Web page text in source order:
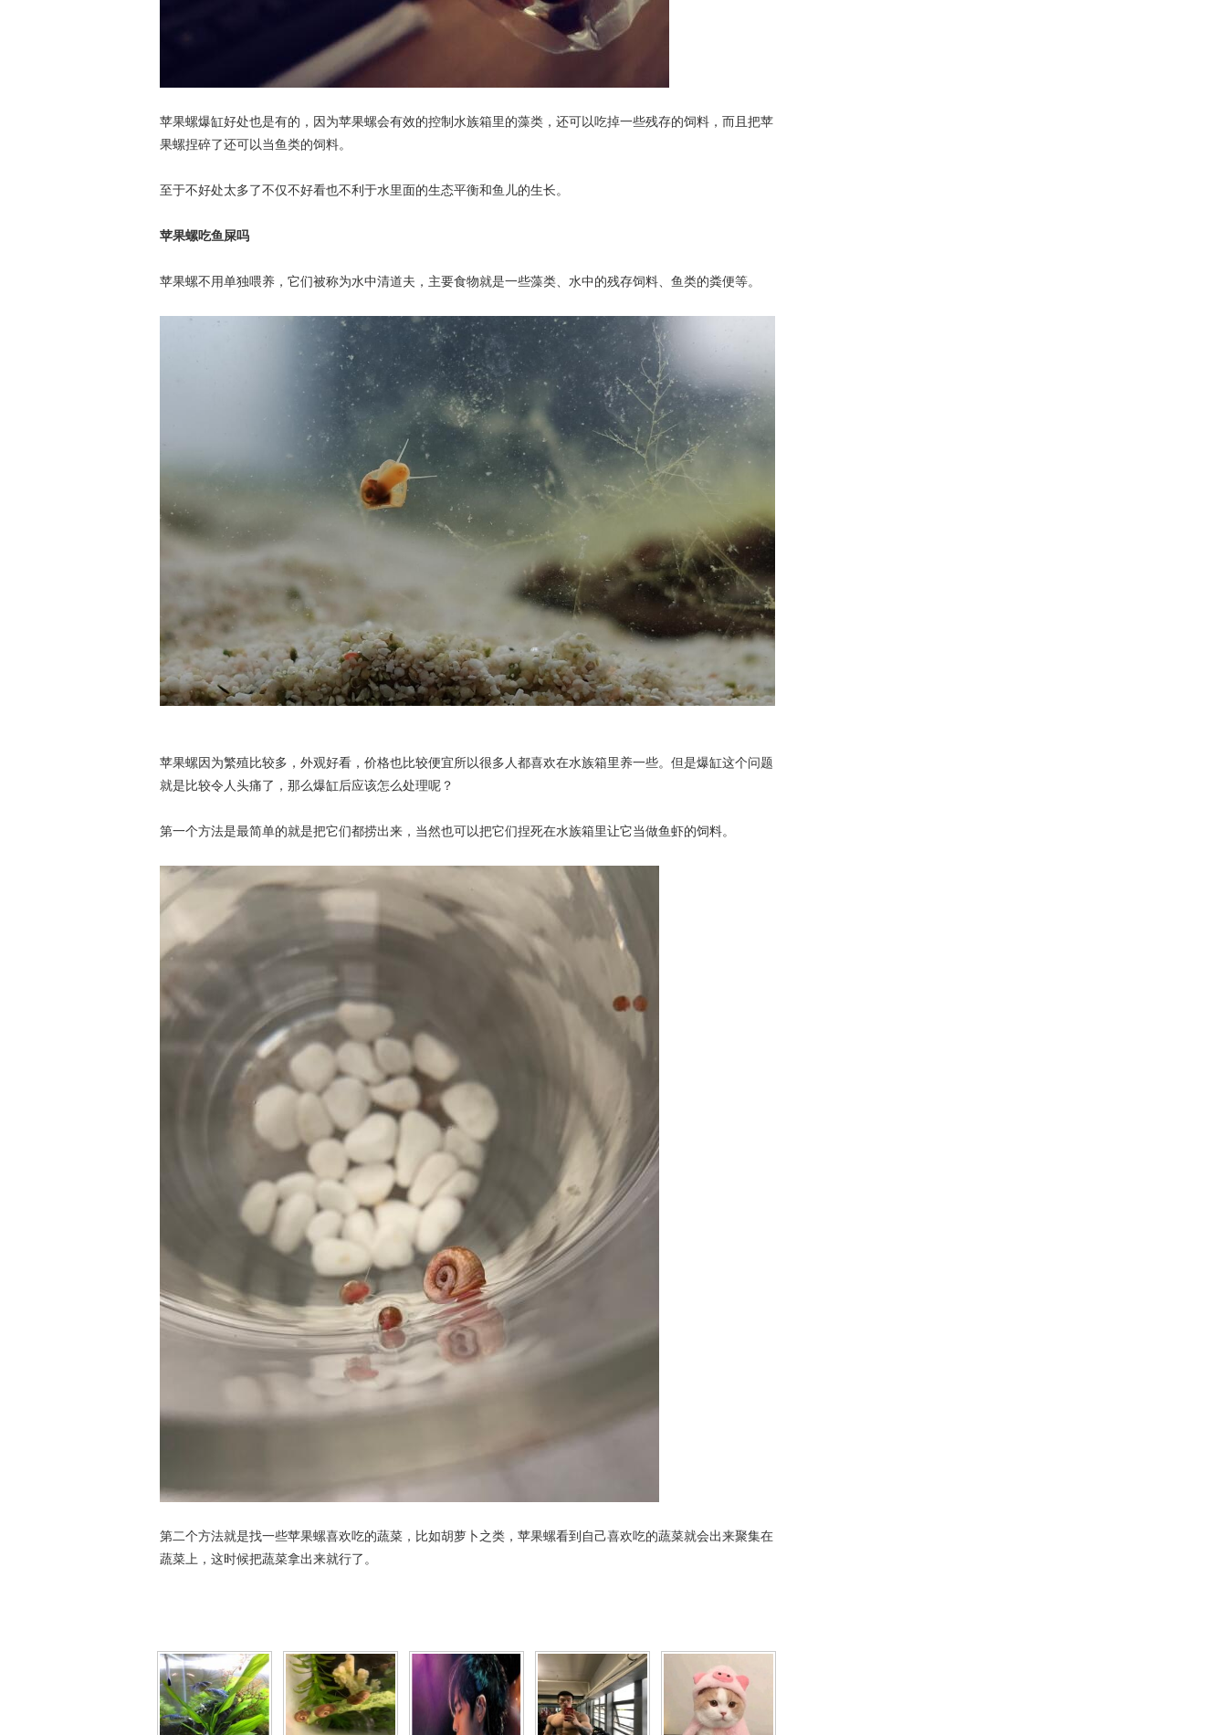
苹果螺爆缸好处也是有的，因为苹果螺会有效的控制水族箱里的藻类，还可以吃掉一些残存的饲料，而且把苹
果螺捏碎了还可以当鱼类的饲料。
至于不好处太多了不仅不好看也不利于水里面的生态平衡和鱼儿的生长。
苹果螺吃鱼屎吗
苹果螺不用单独喂养，它们被称为水中清道夫，主要食物就是一些藻类、水中的残存饲料、鱼类的粪便等。
苹果螺因为繁殖比较多，外观好看，价格也比较便宜所以很多人都喜欢在水族箱里养一些。但是爆缸这个问题
就是比较令人头痛了，那么爆缸后应该怎么处理呢？
第一个方法是最简单的就是把它们都捞出来，当然也可以把它们捏死在水族箱里让它当做鱼虾的饲料。
第二个方法就是找一些苹果螺喜欢吃的蔬菜，比如胡萝卜之类，苹果螺看到自己喜欢吃的蔬菜就会出来聚集在
蔬菜上，这时候把蔬菜拿出来就行了。